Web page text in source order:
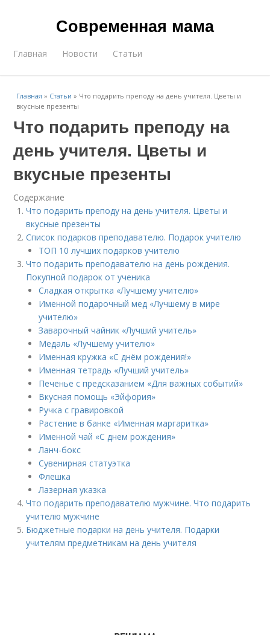
Современная мама
Главная Новости Статьи
Главная » Статьи » Что подарить преподу на день учителя. Цветы и
вкусные презенты
Что подарить преподу на
день учителя. Цветы и
вкусные презенты
Содержание
Что подарить преподу на день учителя. Цветы и
вкусные презенты
Список подарков преподавателю. Подарок учителю
ТОП 10 лучших подарков учителю
Что подарить преподавателю на день рождения.
Покупной подарок от ученика
Сладкая открытка «Лучшему учителю»
Именной подарочный мед «Лучшему в мире
учителю»
Заварочный чайник «Лучший учитель»
Медаль «Лучшему учителю»
Именная кружка «С днём рождения!»
Именная тетрадь «Лучший учитель»
Печенье с предсказанием «Для важных событий»
Вкусная помощь «Эйфория»
Ручка с гравировкой
Растение в банке «Именная маргаритка»
Именной чай «С днем рождения»
Ланч-бокс
Сувенирная статуэтка
Флешка
Лазерная указка
Что подарить преподавателю мужчине. Что подарить
учителю мужчине
Бюджетные подарки на день учителя. Подарки
учителям предметникам на день учителя